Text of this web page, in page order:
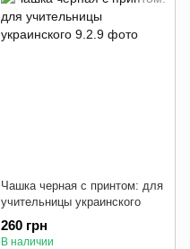
Чашка черная с принтом: для
учительницы украинского
260 грн
В наличии